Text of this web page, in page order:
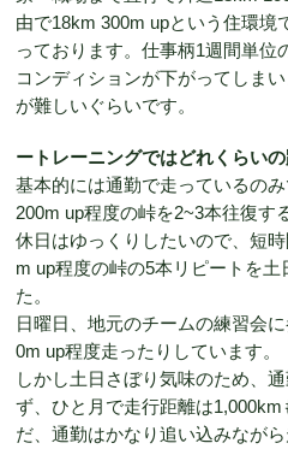
由で18km 300m upという住環境
っております。仕事柄1週間単位
コンディションが下がってしま
が難しいぐらいです。
ートレーニングではどれくらい
基本的には通勤で走っているの
200m up程度の峠を2~3本往復す
休日はゆっくりしたいので、短
m up程度の峠の5本リピートを
た。
日曜日、地元のチームの練習会
0m up程度走ったりしています。
しかし土日さぼり気味のため、
ず、ひと月で走行距離は
だ、通勤はかなり追い込みながら